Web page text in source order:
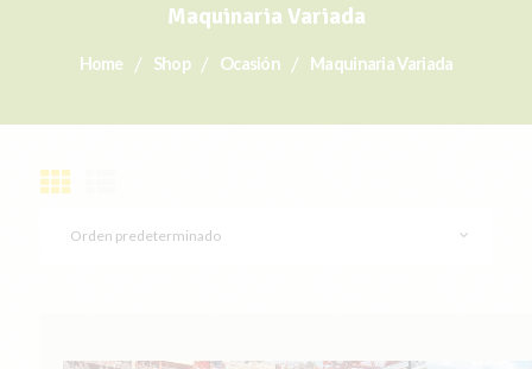
Maquinaria Variada
Home Shop Ocasión Maquinaria Variada